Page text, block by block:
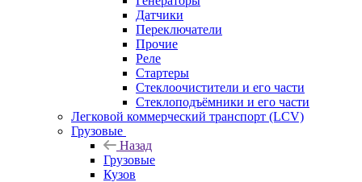
Датчики
Переключатели
Прочие
Реле
Стартеры
Стеклоочистители и его части
Стеклоподъёмники и его части
Легковой коммерческий транспорт (LCV)
Грузовые
Назад
Грузовые
Кузов